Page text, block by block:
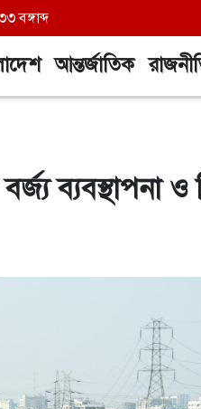
বঙ্গাব্দ
আন্তর্জাতিক
বর্জ্য ব্যবস্থাপনা